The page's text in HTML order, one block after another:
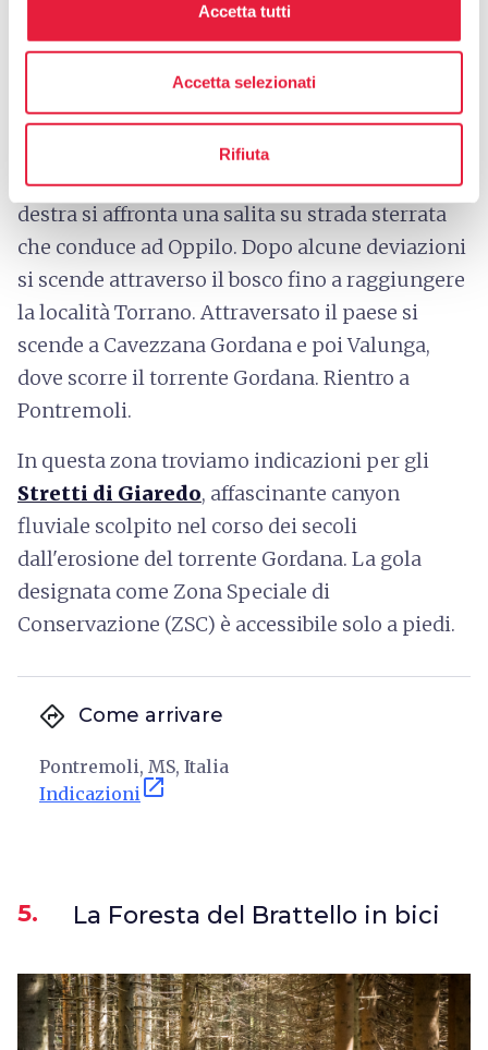
Accetta tutti
Accetta selezionati
Rifiuta
Il percorso ad anellonumero 15 della
Lunigiana Bike Area inizia in Piazza Italia, nel
cuore di Pontremoli. Prendendo la Strada
Provinciale n°31 in direzione di Mulazzo, dopo
circa 6 km si svolta a destra al Ponte Teglia in
direzione del paese. Giunti in paese, girando a
destra si affronta una salita su strada sterrata
che conduce ad Oppilo. Dopo alcune deviazioni
si scende attraverso il bosco fino a raggiungere
la località Torrano. Attraversato il paese si
scende a Cavezzana Gordana e poi Valunga,
dove scorre il torrente Gordana. Rientro a
Pontremoli.
In questa zona troviamo indicazioni per gli
Stretti di Giaredo, affascinante canyon
fluviale scolpito nel corso dei secoli
dall'erosione del torrente Gordana. La gola
designata come Zona Speciale di
Conservazione (ZSC) è accessibile solo a piedi.
directions Come arrivare
Pontremoli, MS, Italia
Indicazioni open_in_new
5. La Foresta del Brattello in bici